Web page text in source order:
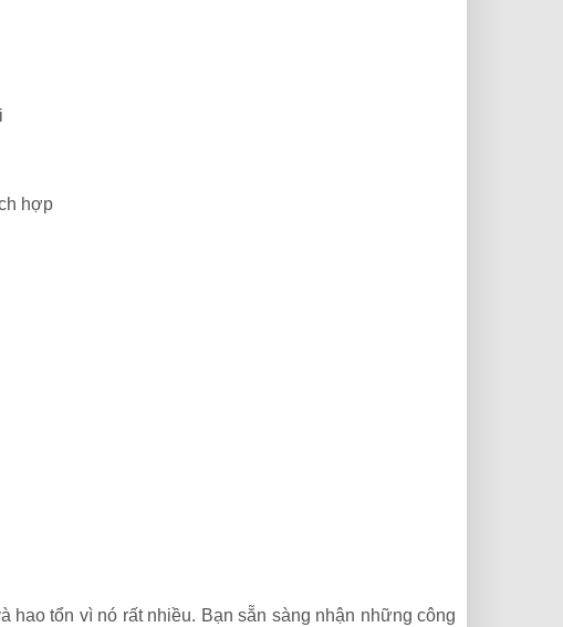
hợp
hao tổn vì nó rất nhiều. Bạn sẵn sàng nhận những công